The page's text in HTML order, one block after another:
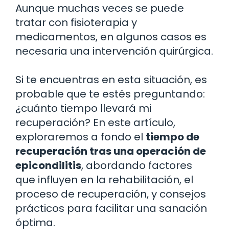
Aunque muchas veces se puede
tratar con fisioterapia y
medicamentos, en algunos casos es
necesaria una intervención quirúrgica.
Si te encuentras en esta situación, es
probable que te estés preguntando:
¿cuánto tiempo llevará mi
recuperación? En este artículo,
exploraremos a fondo el tiempo de
recuperación tras una operación de
epicondilitis, abordando factores
que influyen en la rehabilitación, el
proceso de recuperación, y consejos
prácticos para facilitar una sanación
óptima.